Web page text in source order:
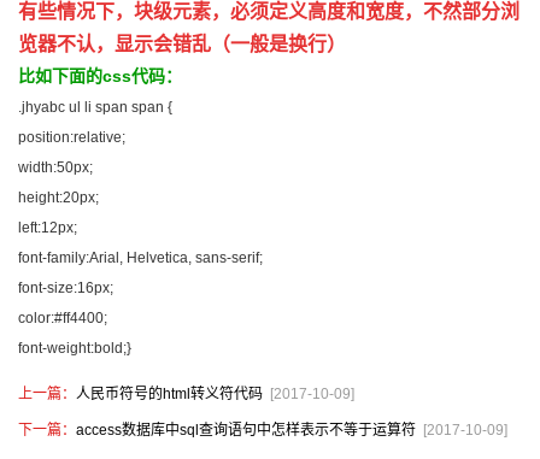
有些情况下，块级元素，必须定义高度和宽度，不然部分浏
览器不认，显示会错乱（一般是换行）
比如下面的css代码：
.jhyabc ul li span span {
position:relative;
width:50px;
height:20px;
left:12px;
font-family:Arial, Helvetica, sans-serif;
font-size:16px;
color:#ff4400;
font-weight:bold;}
上一篇： 人民币符号的html转义符代码 [2017-10-09]
下一篇： access数据库中sql查询语句中怎样表示不等于运算符 [2017-10-09]